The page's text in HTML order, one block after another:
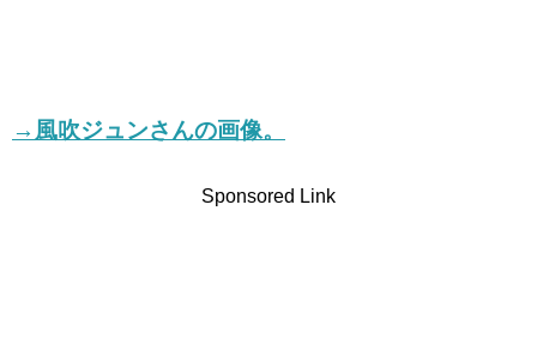
→風吹ジュンさんの画像。
Sponsored Link